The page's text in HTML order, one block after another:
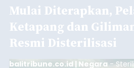
Mulai Diterapkan,
Ketapang dan
Resmi Disterilisasi
balitribune.co.id | Negara -